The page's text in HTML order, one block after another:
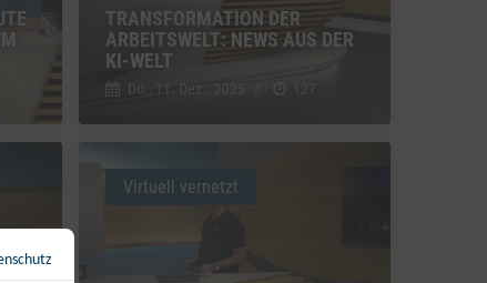
TRANSFORMATION DER
ARBEITSWELT: NEWS AUS DER
KI-WELT
Do., 11. Dez.. 2025
Virtuell vernetzt